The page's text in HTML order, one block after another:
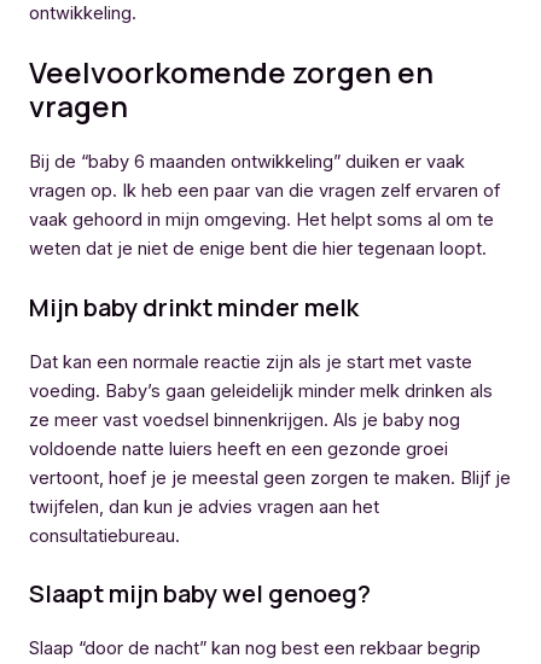
ontwikkeling.
Veelvoorkomende zorgen en
vragen
Bij de “baby 6 maanden ontwikkeling” duiken er vaak
vragen op. Ik heb een paar van die vragen zelf ervaren of
vaak gehoord in mijn omgeving. Het helpt soms al om te
weten dat je niet de enige bent die hier tegenaan loopt.
Mijn baby drinkt minder melk
Dat kan een normale reactie zijn als je start met vaste
voeding. Baby’s gaan geleidelijk minder melk drinken als
ze meer vast voedsel binnenkrijgen. Als je baby nog
voldoende natte luiers heeft en een gezonde groei
vertoont, hoef je je meestal geen zorgen te maken. Blijf je
twijfelen, dan kun je advies vragen aan het
consultatiebureau.
Slaapt mijn baby wel genoeg?
Slaap “door de nacht” kan nog best een rekbaar begrip